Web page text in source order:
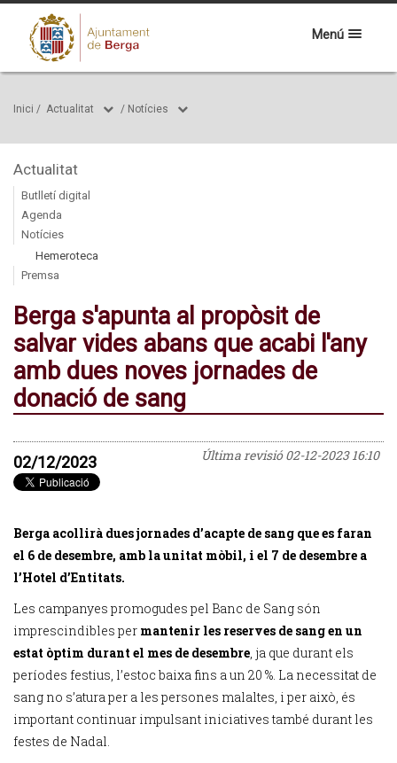
Menú
Inici / Actualitat / Notícies
Actualitat
Butlletí digital
Agenda
Notícies
Hemeroteca
Premsa
Berga s'apunta al propòsit de
salvar vides abans que acabi l'any
amb dues noves jornades de
donació de sang
Última revisió02-12-2023 16:10
02/12/2023
Berga acollirà dues jornades d’acapte de sang que es faran
el 6 de desembre, amb la unitat mòbil, i el 7 de desembre a
l’Hotel d’Entitats.
Les campanyes promogudes pel Banc de Sang són
imprescindibles per mantenir les reserves de sang en un
estat òptim durant el mes de desembre, ja que durant els
períodes festius, l’estoc baixa fins a un 20 %. La necessitat de
sang no s’atura per a les persones malaltes, i per això, és
important continuar impulsant iniciatives també durant les
festes de Nadal.